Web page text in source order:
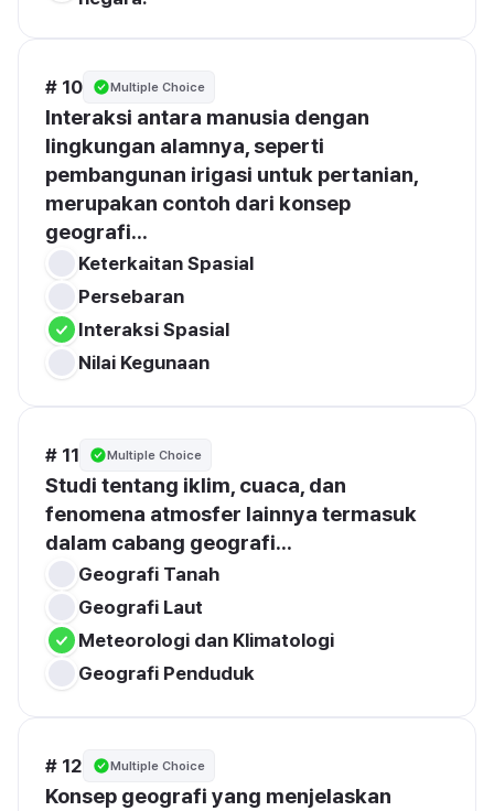
# 10 Multiple Choice
Interaksi antara manusia dengan
lingkungan alamnya, seperti
pembangunan irigasi untuk pertanian,
merupakan contoh dari konsep
geografi...
Keterkaitan Spasial
Persebaran
Interaksi Spasial
Nilai Kegunaan
# 11 Multiple Choice
Studi tentang iklim, cuaca, dan
fenomena atmosfer lainnya termasuk
dalam cabang geografi...
Geografi Tanah
Geografi Laut
Meteorologi dan Klimatologi
Geografi Penduduk
# 12 Multiple Choice
Konsep geografi yang menjelaskan